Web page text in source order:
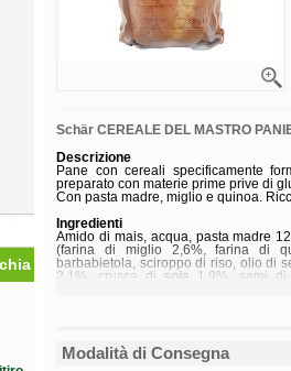
Schär CEREALE DEL MASTRO
Descrizione
Pane con cereali specificamente
preparato con materie prime prive di
Con pasta madre, miglio e quinoa.
Ingredienti
Amido di mais, acqua, pasta madre
(farina di miglio 2,6%, farina di
barbabietola, sciroppo di riso, olio di
2,1%, crusca di soia
1,9%, semi di
Caratteristiche nutrizionali
Valori medi per 100 g
Modalità di Consegna